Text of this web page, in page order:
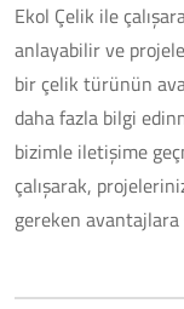
Ekol Çelik ile
anlayabilir ve
bir çelik türünün
daha fazla bilgi
bizimle iletişime
çalışarak,
gereken